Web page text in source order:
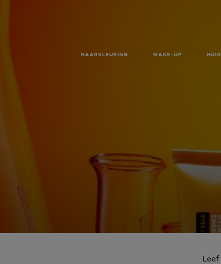
HAARKLEURING MAKE-UP